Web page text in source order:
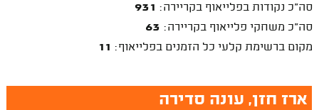
סה"כ נקודות בפלייאוף בקריירה: 931
סה"כ משחקי פלייאוף בקריירה: 63
מקום ברשימת קלעי כל הזמנים בפלייאוף: 11
ארז חזן, עונה סדירה